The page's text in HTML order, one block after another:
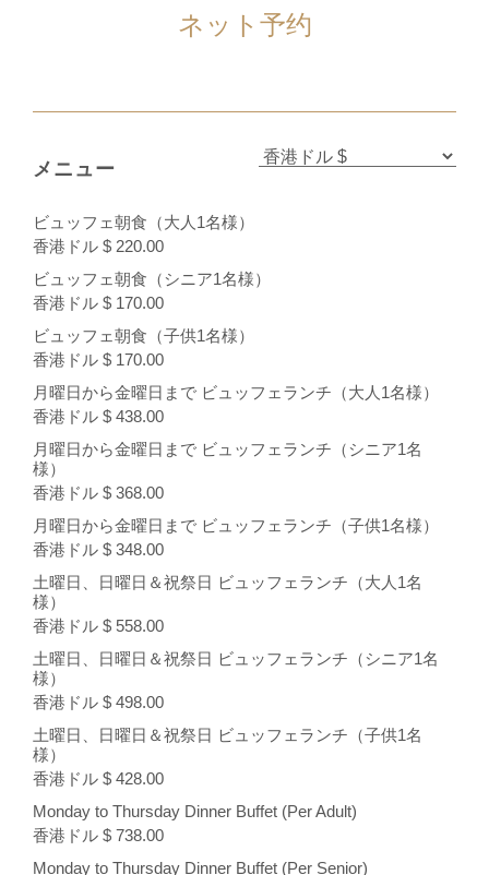
ネット予约
メニュー
ビュッフェ朝食（大人1名様）
香港ドル $ 220.00
ビュッフェ朝食（シニア1名様）
香港ドル $ 170.00
ビュッフェ朝食（子供1名様）
香港ドル $ 170.00
月曜日から金曜日まで ビュッフェランチ（大人1名様）
香港ドル $ 438.00
月曜日から金曜日まで ビュッフェランチ（シニア1名
様）
香港ドル $ 368.00
月曜日から金曜日まで ビュッフェランチ（子供1名様）
香港ドル $ 348.00
土曜日、日曜日＆祝祭日 ビュッフェランチ（大人1名
様）
香港ドル $ 558.00
土曜日、日曜日＆祝祭日 ビュッフェランチ（シニア1名
様）
香港ドル $ 498.00
土曜日、日曜日＆祝祭日 ビュッフェランチ（子供1名
様）
香港ドル $ 428.00
Monday to Thursday Dinner Buffet (Per Adult)
香港ドル $ 738.00
Monday to Thursday Dinner Buffet (Per Senior)